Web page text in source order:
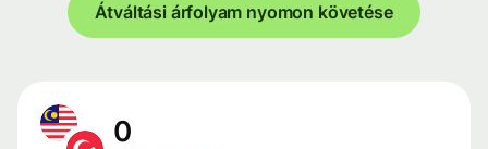
Átváltási árfolyam nyomon követése
0